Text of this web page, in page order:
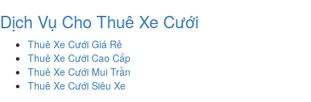
Dịch Vụ Cho Thuê Xe Cưới
Thuê Xe Cưới Giá Rẻ
Thuê Xe Cưới Cao Cấp
Thuê Xe Cưới Mui Trần
Thuê Xe Cưới Siêu Xe